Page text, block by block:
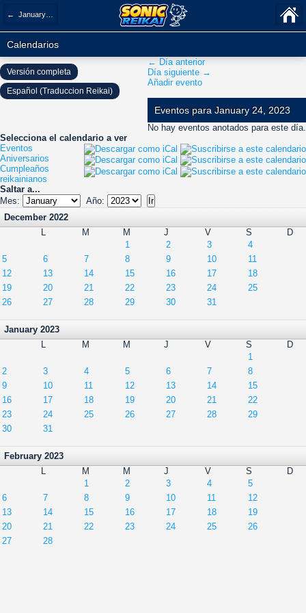
← January 2023
Calendarios
← Día anterior
Día siguiente →
Añadir evento
Eventos para January 24, 2023
No hay eventos anotados para este día.
Selecciona el calendario a ver
Eventos
Aniversarios
Cumpleaños
reikainianos
Saltar a...
Mes:
Año:
December 2022
L
M M J V S
D
1
2 3
4
5
6 7 8 9 10
11
12
13 14 15 16 17
18
19
20 21 22 23 24
25
26
27 28 29 30 31
January 2023
L
M M J V S
D
1
2
3 4 5 6 7
8
9
10 11 12 13 14
15
16
17 18 19 20 21
22
23
24 25 26 27 28
29
30
31
February 2023
L
M M J V S
D
1
2 3 4
5
6
7 8 9 10 11
12
13
14 15 16 17 18
19
20
21 22 23 24 25
26
27
28
Versión completa
Español (Traduccion Reikai)